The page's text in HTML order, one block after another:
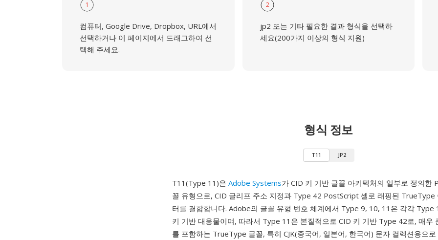
1
컴퓨터, Google Drive, Dropbox, URL에서
선택하거나 이 페이지에서 드래그하여 선
택해 주세요.
2
jp2 또는 기타 필요한 결과 형식을 선택하
세요(200가지 이상의 형식 지원)
형식 정보
T11 JP2
T11(Type 11)은 Adobe Systems가 CID 키 기반 글꼴 아키텍처의 일부로 정의한
꼴 유형으로, CID 글리프 주소 지정과 Type 42 PostScript 셸로 래핑된 TrueType
터를 결합합니다. Adobe의 글꼴 유형 번호 체계에서 Type 9, 10, 11은 각각 Type
키 기반 대응물이며, 따라서 Type 11은 본질적으로 CID 키 기반 Type 42로, 매우
를 포함하는 TrueType 글꼴, 특히 CJK(중국어, 일본어, 한국어) 문자 컬렉션용으